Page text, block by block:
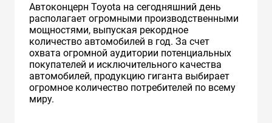
Автоконцерн Toyota на сегодняшний день
располагает огромными производственными
мощностями, выпуская рекордное
количество автомобилей в год. За счет
охвата огромной аудитории потенциальных
покупателей и исключительного качества
автомобилей, продукцию гиганта выбирает
огромное количество потребителей по всему
миру.